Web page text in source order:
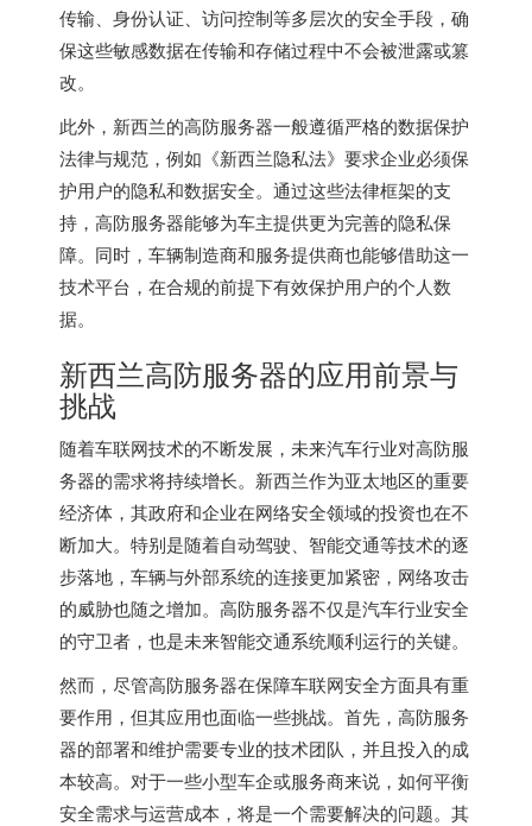
传输、身份认证、访问控制等多层次的安全手段，确
保这些敏感数据在传输和存储过程中不会被泄露或篡
改。
此外，新西兰的高防服务器一般遵循严格的数据保护
法律与规范，例如《新西兰隐私法》要求企业必须保
护用户的隐私和数据安全。通过这些法律框架的支
持，高防服务器能够为车主提供更为完善的隐私保
障。同时，车辆制造商和服务提供商也能够借助这一
技术平台，在合规的前提下有效保护用户的个人数
据。
新西兰高防服务器的应用前景与
挑战
随着车联网技术的不断发展，未来汽车行业对高防服
务器的需求将持续增长。新西兰作为亚太地区的重要
经济体，其政府和企业在网络安全领域的投资也在不
断加大。特别是随着自动驾驶、智能交通等技术的逐
步落地，车辆与外部系统的连接更加紧密，网络攻击
的威胁也随之增加。高防服务器不仅是汽车行业安全
的守卫者，也是未来智能交通系统顺利运行的关键。
然而，尽管高防服务器在保障车联网安全方面具有重
要作用，但其应用也面临一些挑战。首先，高防服务
器的部署和维护需要专业的技术团队，并且投入的成
本较高。对于一些小型车企或服务商来说，如何平衡
安全需求与运营成本，将是一个需要解决的问题。其